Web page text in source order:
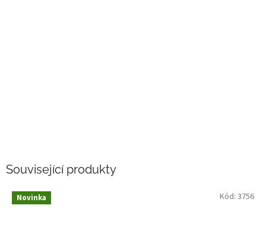
Související produkty
Novinka Kód: 3756